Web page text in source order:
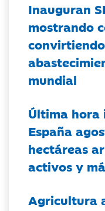
Inauguran
mostrando
mundial
Última hora
España
hectáreas
activos y
Agricultura